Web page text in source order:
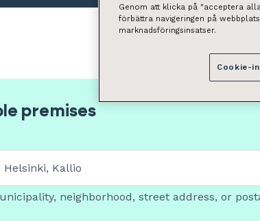
premises
neighborhood, street address, or
Genom att klicka på "acceptera
förbättra navigeringen på
marknadsföringsinsatser.
Cookie-